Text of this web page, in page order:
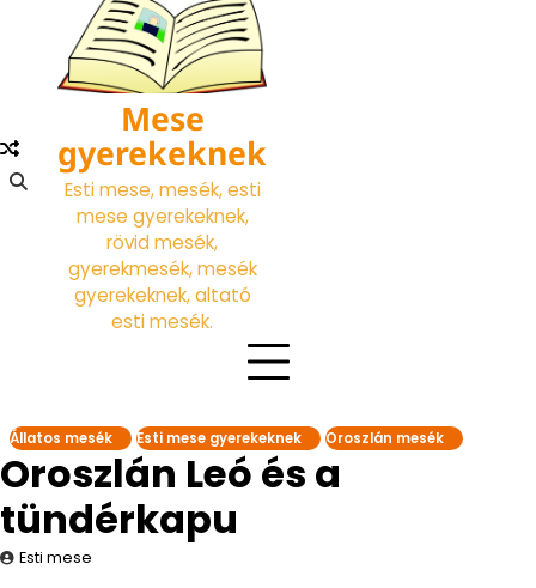
content
Mese
gyerekeknek
Esti mese, mesék, esti
mese gyerekeknek,
rövid mesék,
gyerekmesék, mesék
gyerekeknek, altató
esti mesék.
Állatos mesék Esti mese gyerekeknek Oroszlán mesék
Oroszlán Leó és a
tündérkapu
Esti mese